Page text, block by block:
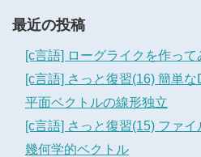
最近の投稿
[c言語] ローグライクを作って
[c言語] さっと復習(16) 簡単
平面ベクトルの線形独立
[c言語] さっと復習(15) ファイ
幾何学的ベクトル